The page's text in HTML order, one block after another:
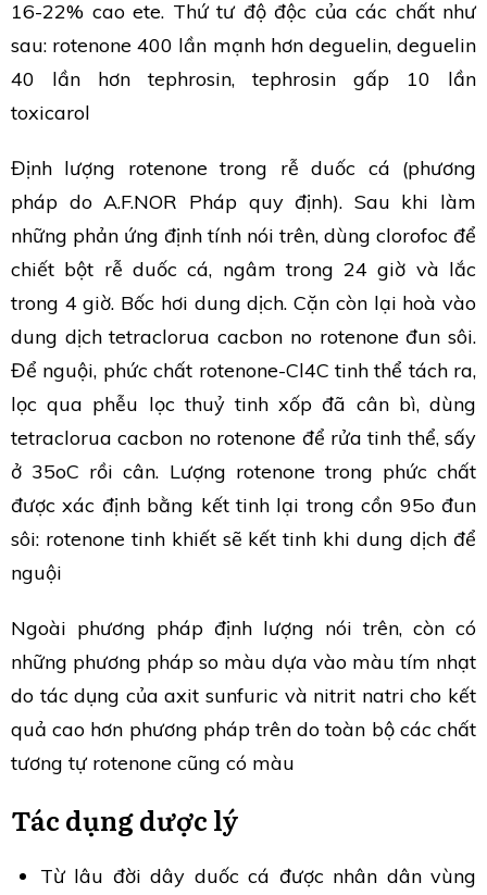
16-22% cao ete. Thứ tư độ độc của các chất như
sau: rotenone 400 lần mạnh hơn deguelin, deguelin
40 lần hơn tephrosin, tephrosin gấp 10 lần
toxicarol
Định lượng rotenone trong rễ duốc cá (phương
pháp do A.F.NOR Pháp quy định). Sau khi làm
những phản ứng định tính nói trên, dùng clorofoc để
chiết bột rễ duốc cá, ngâm trong 24 giờ và lắc
trong 4 giờ. Bốc hơi dung dịch. Cặn còn lại hoà vào
dung dịch tetraclorua cacbon no rotenone đun sôi.
Để nguội, phức chất rotenone-Cl4C tinh thể tách ra,
lọc qua phễu lọc thuỷ tinh xốp đã cân bì, dùng
tetraclorua cacbon no rotenone để rửa tinh thể, sấy
ở 35oC rồi cân. Lượng rotenone trong phức chất
được xác định bằng kết tinh lại trong cồn 95o đun
sôi: rotenone tinh khiết sẽ kết tinh khi dung dịch để
nguội
Ngoài phương pháp định lượng nói trên, còn có
những phương pháp so màu dựa vào màu tím nhạt
do tác dụng của axit sunfuric và nitrit natri cho kết
quả cao hơn phương pháp trên do toàn bộ các chất
tương tự rotenone cũng có màu
Tác dụng dược lý
Từ lâu đời dây duốc cá được nhân dân vùng